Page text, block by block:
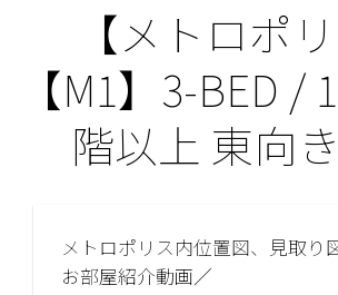
【メトロポリ
【M1】3-BED /
階以上 東向
メトロポリス内位置図、見取り
お部屋紹介動画／